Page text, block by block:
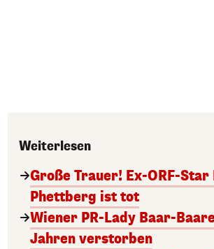
Weiterlesen
Große Trauer! Ex-ORF-Star
Phettberg ist tot
Wiener PR-Lady Baar-
Jahren verstorben